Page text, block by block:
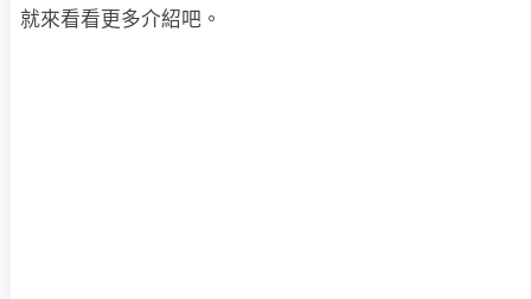
就來看看更多介紹吧。